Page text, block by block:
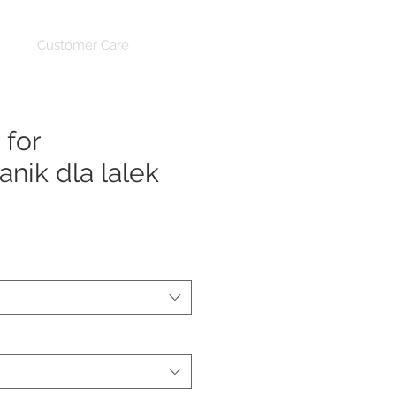
Customer Care
for
dla lalek